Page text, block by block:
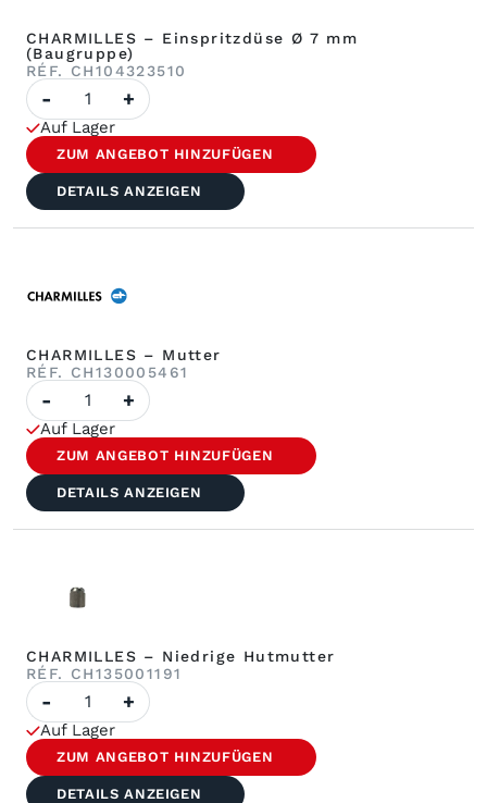
CHARMILLES – Einspritzdüse Ø 7 mm
(Baugruppe)
RÉF. CH104323510
Anzahl
CHARMILLES
–
Einspritzdüse
Ø
7
mm
(Bausatz)
- +
Auf Lager
ZUM ANGEBOT HINZUFÜGEN
DETAILS ANZEIGEN
CHARMILLES – Mutter
RÉF. CH130005461
Anzahl
CHARMILLES
-
Mutter
- +
Auf Lager
ZUM ANGEBOT HINZUFÜGEN
DETAILS ANZEIGEN
CHARMILLES – Niedrige Hutmutter
RÉF. CH135001191
Anzahl
CHARMILLES
–
Niedrige
Hutmutter
- +
Auf Lager
ZUM ANGEBOT HINZUFÜGEN
DETAILS ANZEIGEN